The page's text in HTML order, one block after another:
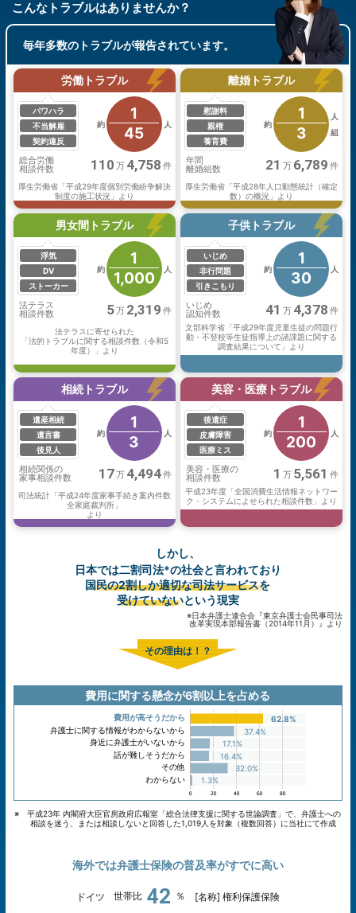
こんなトラブルはありませんか？
毎年多数のトラブルが報告されています。
労働トラブル
パワハラ
不当解雇
契約違反
約
1
45
人
総合労働
相談件数 110 万 4,758 件
厚生労働省「平成29年度個別労働紛争解決
制度の施工状況」より
離婚トラブル
慰謝料
親権
養育費
約
1
3
人
組
年間
離婚組数 21 万 6,789 件
厚生労働省「平成28年人口動態統計（確定
数）の概況」より
男女間トラブル
浮気
DV
ストーカー
約
1
1,000
人
法テラス
相談件数 5万 2,319 件
法テラスに寄せられた
「法的トラブルに関する相談件数（令和5
年度）」より
子供トラブル
いじめ
非行問題
引きこもり
約
1
30
人
いじめ
認知件数 41 万 4,378 件
文部科学省「平成29年度児童生徒の問題行
動・不登校等生徒指導上の諸課題に関する
調査結果について」より
相続トラブル
遺産相続
遺言書
後見人
約
1
3
人
相続関係の
家事相談件数 17万 4,494件
司法統計「平成24年度家事手続き案内件数
全家庭裁判所」
より
美容・医療トラブル
後遺症
皮膚障害
医療ミス
約
1
200
人
美容・医療の
相談件数 1 万 5,561 件
平成23年度「全国消費生活情報ネットワー
ク・システムによせられた相談件数」より
しかし、
日本では二割司法※の社会と言われており
国民の2割しか適切な司法サービスを
受けていないという現実
※日本弁護士連合会『東京弁護士会民事司法
改革実現本部報告書（2014年11月）』より
その理由は！？
費用に関する懸念が6割以上を占める
費用が高そうだから
弁護士に関する情報がわからないから
身近に弁護士がいないから
話が難しそうだから
その他
わからない
62.8%
37.4%
17.1%
16.4%
32.0%
1.3%
※ 平成23年 内閣府大臣官房政府広報室「総合法律支援に関する世論調査」で、弁護士への
相談を迷う、または相談しないと回答した1,019人を対象（複数回答）に当社にて作成
海外では弁護士保険の普及率がすでに高い
ドイツ 世帯比 42 ％ [名称] 権利保護保険